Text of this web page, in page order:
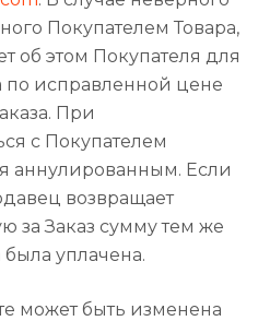
Покупателем Товара,
об этом Покупателя для
по исправленной цене
При
с Покупателем
аннулированным. Если
возвращает
за Заказ сумму тем же
уплачена.
может быть изменена